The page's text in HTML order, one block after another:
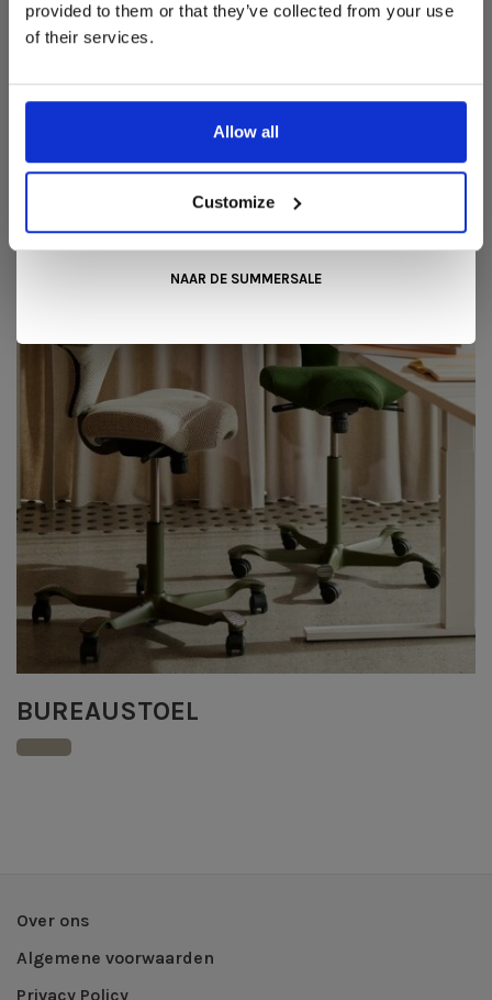
provided to them or that they’ve collected from your use
of their services.
Allow all
Customize
BALANS KRUK
BUREAUSTOEL
Over ons
Algemene voorwaarden
Privacy Policy
de voorraad strekt!
Liever nieuw bestellen? Ook dan krijgt u een vriendelijke
designmeubel geheel naar wens samen te stellen, met de
mag verwachten.
Kom langs in onze showroom, doe inspiratie op en ontdek de
mooiste aanbiedingen tijdens de
Summer Sale van Snip
. De koffie of thee staat voor je klaar!
NAAR DE SUMMERSALE